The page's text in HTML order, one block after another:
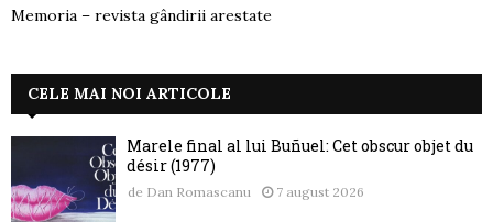
Memoria – revista gândirii arestate
CELE MAI NOI ARTICOLE
Marele final al lui Buñuel: Cet obscur objet du
désir (1977)
de Dan Romascanu 7 august 2026